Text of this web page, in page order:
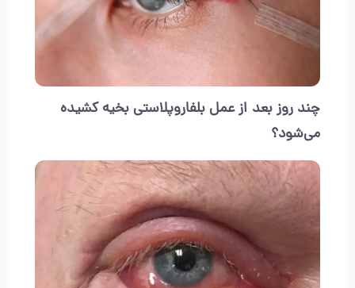
چند روز بعد از عمل بلفاروپلاستی بخیه کشیده
می‌شود؟